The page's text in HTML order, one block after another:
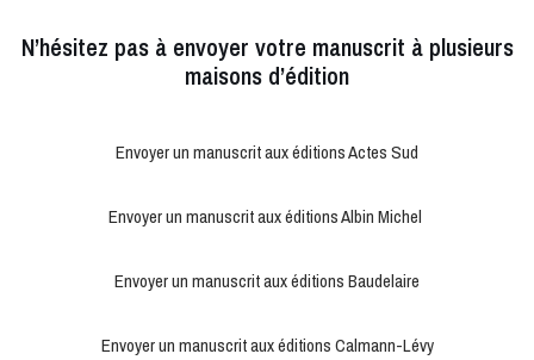
N’hésitez pas à envoyer votre manuscrit à plusieurs
maisons d’édition
Envoyer un manuscrit aux éditions Actes Sud
Envoyer un manuscrit aux éditions Albin Michel
Envoyer un manuscrit aux éditions Baudelaire
Envoyer un manuscrit aux éditions Calmann-Lévy